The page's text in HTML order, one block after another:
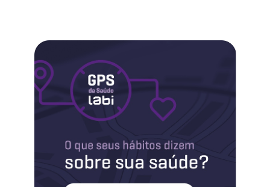
Maternidade
Novidades do Labi
Saúde da Mulher
Saúde do Homem
Sobre o Labi